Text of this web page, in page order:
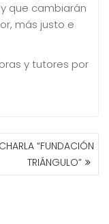
que cambiarán
más justo e
y tutores por
CHARLA “FUNDACIÓN
TRIÁNGULO”